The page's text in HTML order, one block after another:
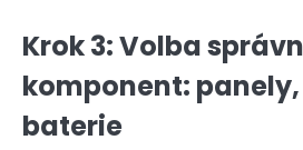
Krok 3: Volba
komponent:
baterie